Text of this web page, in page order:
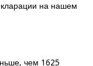
на нашем
чем 1625